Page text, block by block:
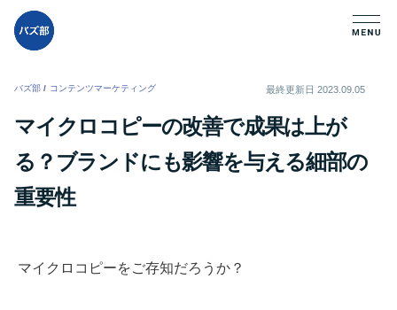
バズ部 / コンテンツマーケティング 最終更新日 2023.09.05
マイクロコピーの改善で成果は上が
る？ブランドにも影響を与える細部の
重要性
マイクロコピーをご存知だろうか？